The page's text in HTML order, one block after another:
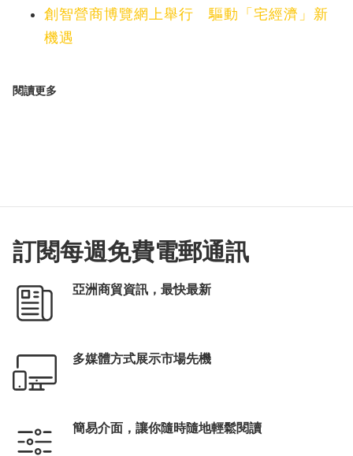
創智營商博覽網上舉行 驅動「宅經濟」新
機遇
閱讀更多
訂閱每週免費電郵通訊
亞洲商貿資訊，最快最新
多媒體方式展示市場先機
簡易介面，讓你隨時隨地輕鬆閱讀